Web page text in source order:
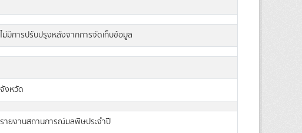
ไม่มีการปรับปรุงหลังจากการจัดเก็บข้อมูล
จังหวัด
รายงานสถานการณ์มลพิษประจำปี